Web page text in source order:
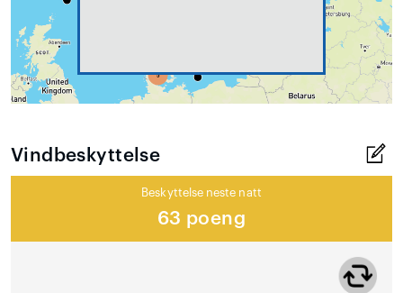
Vindbeskyttelse
Beskyttelse neste natt
63 poeng